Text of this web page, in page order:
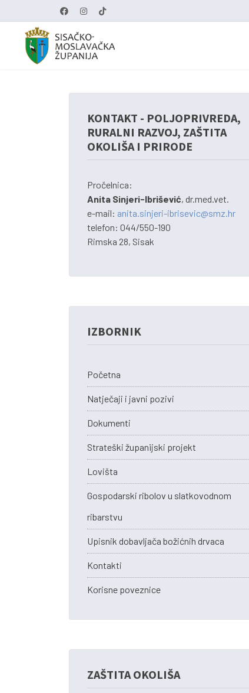
KONTAKT - POLJOPRIVREDA,
RURALNI RAZVOJ, ZAŠTITA
OKOLIŠA I PRIRODE
Pročelnica:
Anita Sinjeri-Ibrišević, dr.med.vet.
e-mail: anita.sinjeri-ibrisevic@smz.hr
telefon: 044/550-190
Rimska 28, Sisak
IZBORNIK
Početna
Natječaji i javni pozivi
Dokumenti
Strateški županijski projekt
Lovišta
Gospodarski ribolov u slatkovodnom
ribarstvu
Upisnik dobavljača božićnih drvaca
Kontakti
Korisne poveznice
ZAŠTITA OKOLIŠA